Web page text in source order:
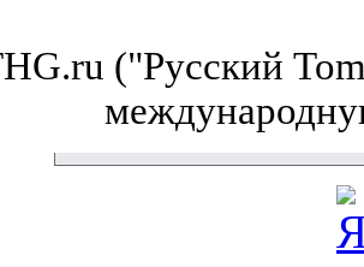
("Русский